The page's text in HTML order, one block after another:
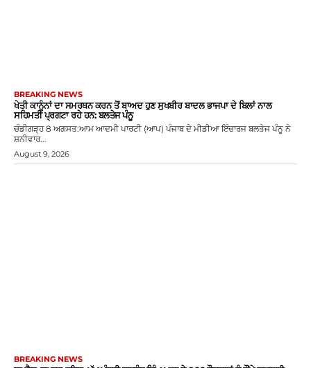
BREAKING NEWS
ਖੇਤੀ ਕਾਨੂੰਨਾਂ ਦਾ ਸਮਰਥਨ ਕਰਨ ਤੋਂ ਬਾਅਦ ਹੁਣ ਸੁਖਬੀਰ ਬਾਦਲ ਭਾਜਪਾ ਦੇ ਬਿਲਾਂ ਨਾਲ
ਸਹਿਮਤੀ ਪ੍ਰਗਟਾ ਰਹੇ ਹਨ: ਬਲਤੇਜ ਪੰਨੂ
ਚੰਡੀਗੜ੍ਹ 8 ਅਗਸਤ:ਆਮ ਆਦਮੀ ਪਾਰਟੀ (ਆਪ) ਪੰਜਾਬ ਦੇ ਮੀਡੀਆ ਇੰਚਾਰਜ ਬਲਤੇਜ ਪੰਨੂ ਨੇ
ਸ਼ਨੀਵਾਰ...
August 9, 2026
BREAKING NEWS